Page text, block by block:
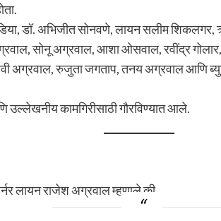
डॉ. अभिजीत सोनवणे, लायन सलीम शिकलगर,
सोनू अग्रवाल, आशा ओसवाल, रवींद्र
रुजुता जगताप, तनय अग्रवाल आणि
उल्लेखनीय कामगिरीसाठी गौरविण्यात आले.
लायन राजेश अग्रवाल म्हणाले की,